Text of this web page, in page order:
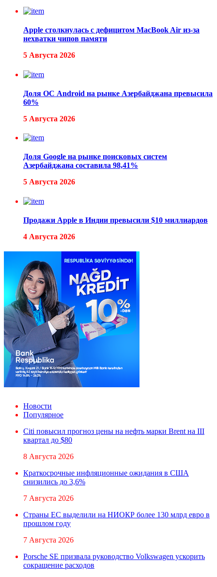
Apple столкнулась с дефицитом MacBook Air из-за
нехватки чипов памяти
5 Августа 2026
Доля ОС Android на рынке Азербайджана превысила
60%
5 Августа 2026
Доля Google на рынке поисковых систем
Азербайджана составила 98,41%
5 Августа 2026
Продажи Apple в Индии превысили $10 миллиардов
4 Августа 2026
Новости
Популярное
Citi повысил прогноз цены на нефть марки Brent на III
квартал до $80
8 Августа 2026
Краткосрочные инфляционные ожидания в США
снизились до 3,6%
7 Августа 2026
Страны ЕС выделили на НИОКР более 130 млрд евро в
прошлом году
7 Августа 2026
Porsche SE призвала руководство Volkswagen ускорить
сокращение расходов